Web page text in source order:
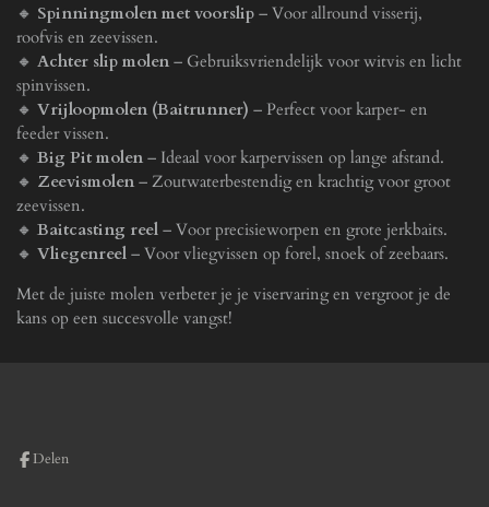
🔸 Spinningmolen met voorslip – Voor allround visserij,
roofvis en zeevissen.
🔸 Achter slip molen – Gebruiksvriendelijk voor witvis en licht
spinvissen.
🔸 Vrijloopmolen (Baitrunner) – Perfect voor karper- en
feeder vissen.
🔸 Big Pit molen – Ideaal voor karpervissen op lange afstand.
🔸 Zeevismolen – Zoutwaterbestendig en krachtig voor groot
zeevissen.
🔸 Baitcasting reel – Voor precisieworpen en grote jerkbaits.
🔸 Vliegenreel – Voor vliegvissen op forel, snoek of zeebaars.
Met de juiste molen verbeter je je viservaring en vergroot je de
kans op een succesvolle vangst!
Delen